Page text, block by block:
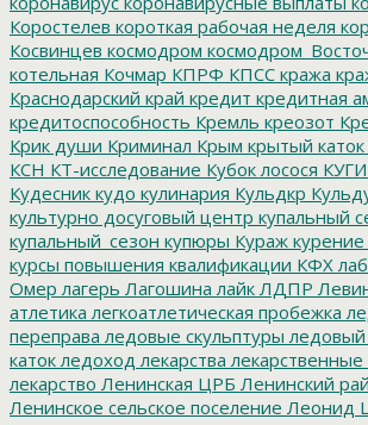
Коростелев короткая рабочая неделя
Косвинцев космодром
котельная Кочмар КПРФ КПСС кража
Краснодарский край кредит кредитная
кредитоспособность Кремль креозот
Крик души Криминал Крым крытый каток
КСН КТ-исследование Кубок лосося КУГИ
Кудесник кудо кулинария Кульдкр
культурно досуговый центр купальный
купальный_сезон купюры Кураж курение
курсы повышения квалификации КФХ
Омер лагерь Лагошина лайк ЛДПР
атлетика легкоатлетическая пробежка
переправа ледовые скульптуры
каток ледоход лекарства
лекарство Ленинская ЦРБ Ленинский
Ленинское сельское поселение Леонид